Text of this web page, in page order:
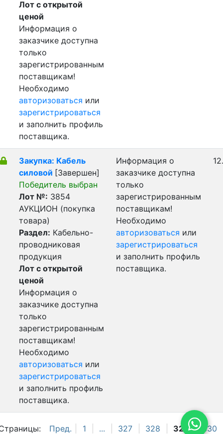
Пред. 1 ... 327 328 329 330
Лот с открытой
ценой
Информация о
заказчике доступна
только
зарегистрированным
поставщикам!
Необходимо
авторизоваться или
зарегистрироваться
и заполнить профиль
поставщика.
Закупка: Кабель
силовой [Завершен]
Победитель выбран
Лот №: 3854
АУКЦИОН (покупка
товара)
Раздел: Кабельно-
проводниковая
продукция
Лот с открытой
ценой
Информация о
заказчике доступна
только
зарегистрированным
поставщикам!
Необходимо
авторизоваться или
зарегистрироваться
и заполнить профиль
поставщика.
Информация о
заказчике доступна
только
зарегистрированным
поставщикам!
Необходимо
авторизоваться или
зарегистрироваться
и заполнить профиль
поставщика.